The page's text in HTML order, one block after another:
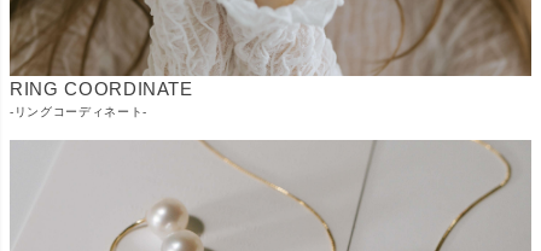
RING COORDINATE
-リングコーディネート-